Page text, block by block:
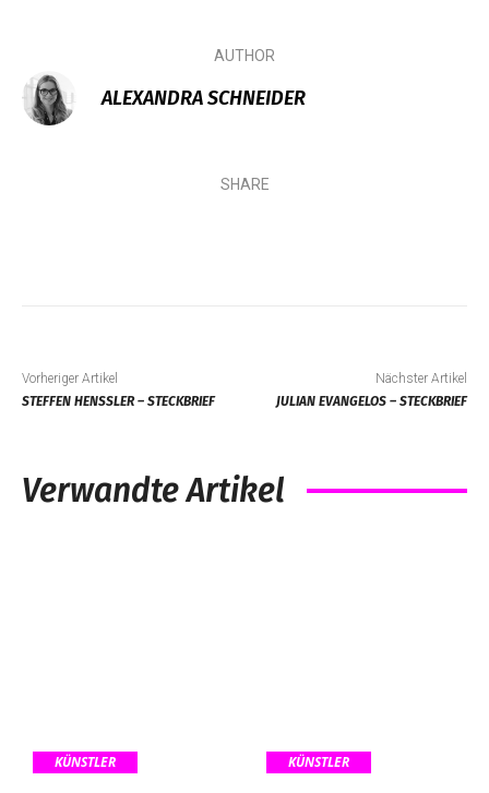
AUTHOR
ALEXANDRA SCHNEIDER
SHARE
Vorheriger Artikel
STEFFEN HENSSLER – STECKBRIEF
Nächster Artikel
JULIAN EVANGELOS – STECKBRIEF
Verwandte Artikel
KÜNSTLER KÜNSTLER